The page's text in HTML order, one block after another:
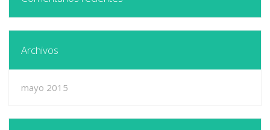
Archivos
mayo 2015